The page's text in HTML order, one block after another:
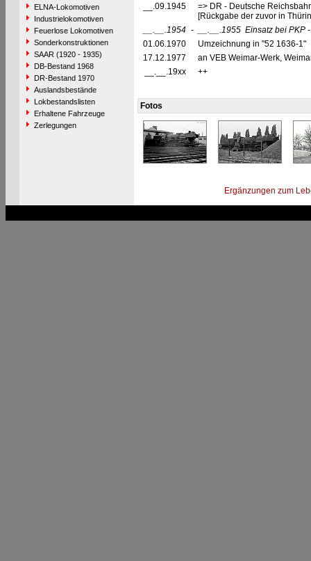
ELNA-Lokomotiven
Industrielokomotiven
Feuerlose Lokomotiven
Sonderkonstruktionen
SAAR (1920 - 1935)
DB-Bestand 1968
DR-Bestand 1970
Auslandsbestände
Lokbestandslisten
Erhaltene Fahrzeuge
Zerlegungen
__.09.1945
=> DR - Deutsche
[Rückgabe der zuvor in
__.__.1954 - __.__.1955 Einsatz bei PKP
01.06.1970
Umzeichnung in "52 1636-1"
17.12.1977
an VEB Weimar-Werk,
__.__.19xx
++
Fotos
Ergänzungen zum